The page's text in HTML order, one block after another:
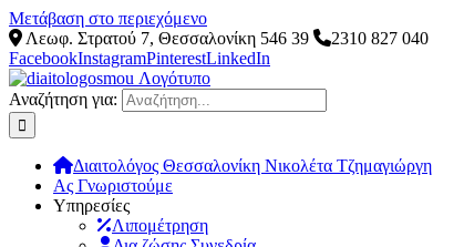
Μετάβαση στο περιεχόμενο
Λεωφ. Στρατού 7, Θεσσαλονίκη 546 39
2310 827 040
FacebookInstagramPinterestLinkedIn
Αναζήτηση για:
Διαιτολόγος Θεσσαλονίκη Νικολέτα Τζημαγιώργη
Ας Γνωριστούμε
Υπηρεσίες
Λιπομέτρηση